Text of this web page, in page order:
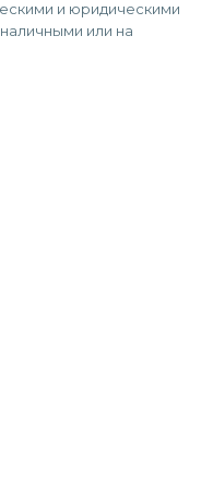
и юридическими
или на